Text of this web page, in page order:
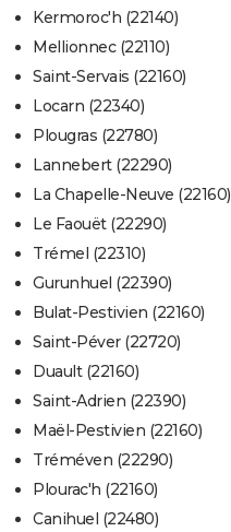
Kermoroc'h (22140)
Mellionnec (22110)
Saint-Servais (22160)
Locarn (22340)
Plougras (22780)
Lannebert (22290)
La Chapelle-Neuve (22160)
Le Faouët (22290)
Trémel (22310)
Gurunhuel (22390)
Bulat-Pestivien (22160)
Saint-Péver (22720)
Duault (22160)
Saint-Adrien (22390)
Maël-Pestivien (22160)
Tréméven (22290)
Plourac'h (22160)
Canihuel (22480)